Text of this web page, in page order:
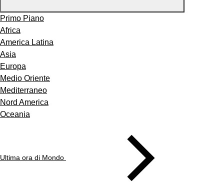
Primo Piano
Africa
America Latina
Asia
Europa
Medio Oriente
Mediterraneo
Nord America
Oceania
Ultima ora di Mondo